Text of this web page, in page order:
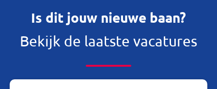
Is dit jouw nieuwe baan?
Bekijk de laatste vacatures